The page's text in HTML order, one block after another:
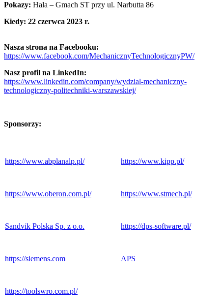
Pokazy: Hala – Gmach ST przy ul. Narbutta 86
Kiedy: 22 czerwca 2023 r.
Nasza strona na Facebooku:
https://www.facebook.com/MechanicznyTechnologicznyPW/
Nasz profil na LinkedIn:
https://www.linkedin.com/company/wydzial-mechaniczny-
technologiczny-politechniki-warszawskiej/
Sponsorzy:
https://www.abplanalp.pl/ https://www.kipp.pl/
https://www.oberon.com.pl/ https://www.stmech.pl/
Sandvik Polska Sp. z o.o. https://dps-software.pl/
https://siemens.com APS
https://toolswro.com.pl/